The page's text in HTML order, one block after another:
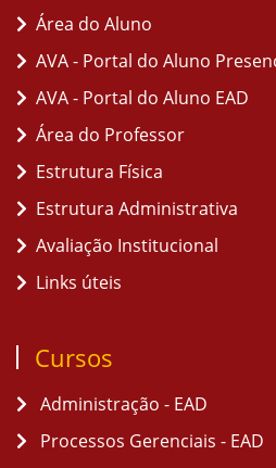
Área do Aluno
AVA - Portal do Aluno
AVA - Portal do Aluno EAD
Área do Professor
Estrutura Física
Estrutura Administrativa
Avaliação Institucional
Links úteis
Cursos
Administração - EAD
Processos Gerenciais - EAD